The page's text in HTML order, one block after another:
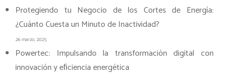
Protegiendo tu Negocio de los Cortes de Energía:
¿Cuánto Cuesta un Minuto de Inactividad?
26 marzo, 2025
Powertec: Impulsando la transformación digital con
innovación y eﬁciencia energética